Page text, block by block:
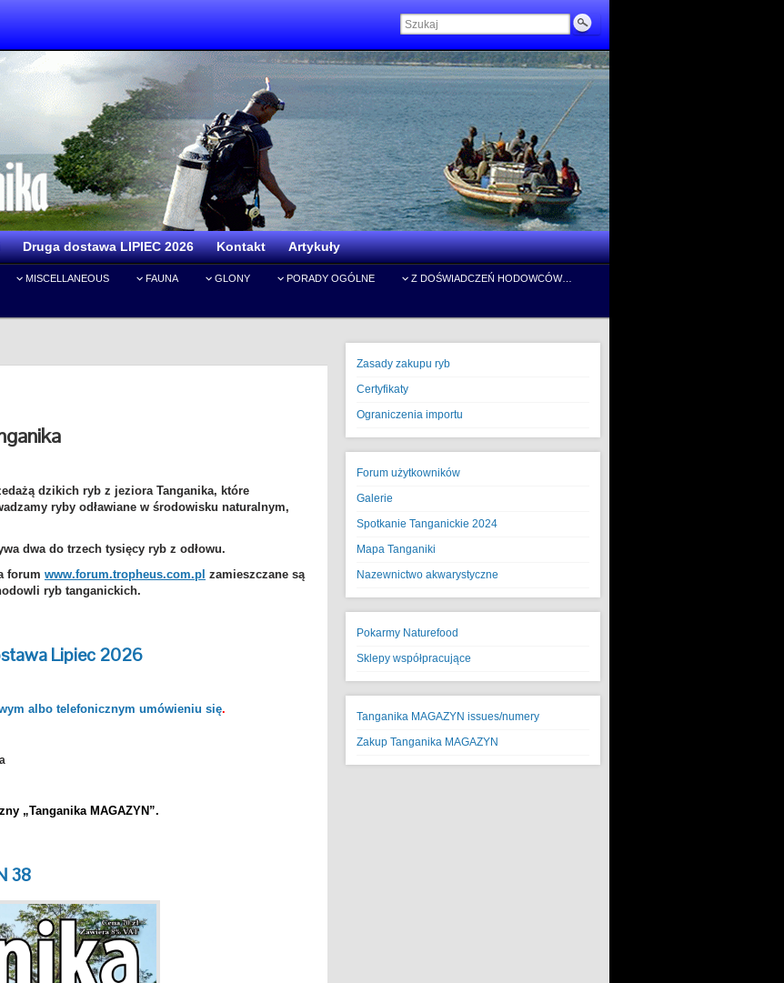
Druga dostawa LIPIEC 2026 Kontakt Artykuły
MISCELLANEOUS FAUNA GLONY PORADY OGÓLNE Z DOŚWIADCZEŃ HODOWCÓW…
dzikich ryb z jeziora Tanganika, które
ryby odławiane w środowisku naturalnym,
dwa do trzech tysięcy ryb z odłowu.
forum www.forum.tropheus.com.pl zamieszczane są
ryb tanganickich.
Lipiec 2026
albo telefonicznym umówieniu się.
„Tanganika MAGAZYN”.
38
Zasady zakupu ryb
Certyfikaty
Ograniczenia importu
Forum użytkowników
Galerie
Spotkanie Tanganickie 2024
Mapa Tanganiki
Nazewnictwo akwarystyczne
Pokarmy Naturefood
Sklepy współpracujące
Tanganika MAGAZYN issues/numery
Zakup Tanganika MAGAZYN